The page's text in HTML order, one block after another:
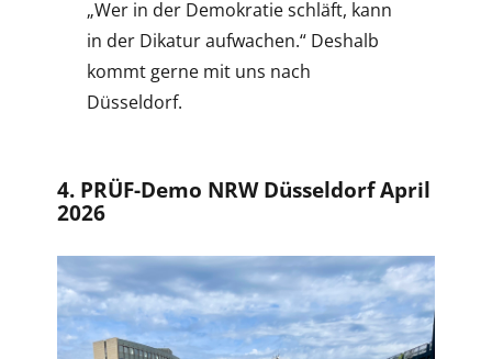
„Wer in der Demokratie schläft, kann
in der Dikatur aufwachen.“ Deshalb
kommt gerne mit uns nach
Düsseldorf.
4. PRÜF-Demo NRW Düsseldorf April
2026